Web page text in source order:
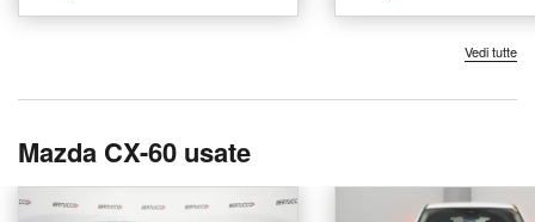
Vedi tutte
Mazda CX-60 usate